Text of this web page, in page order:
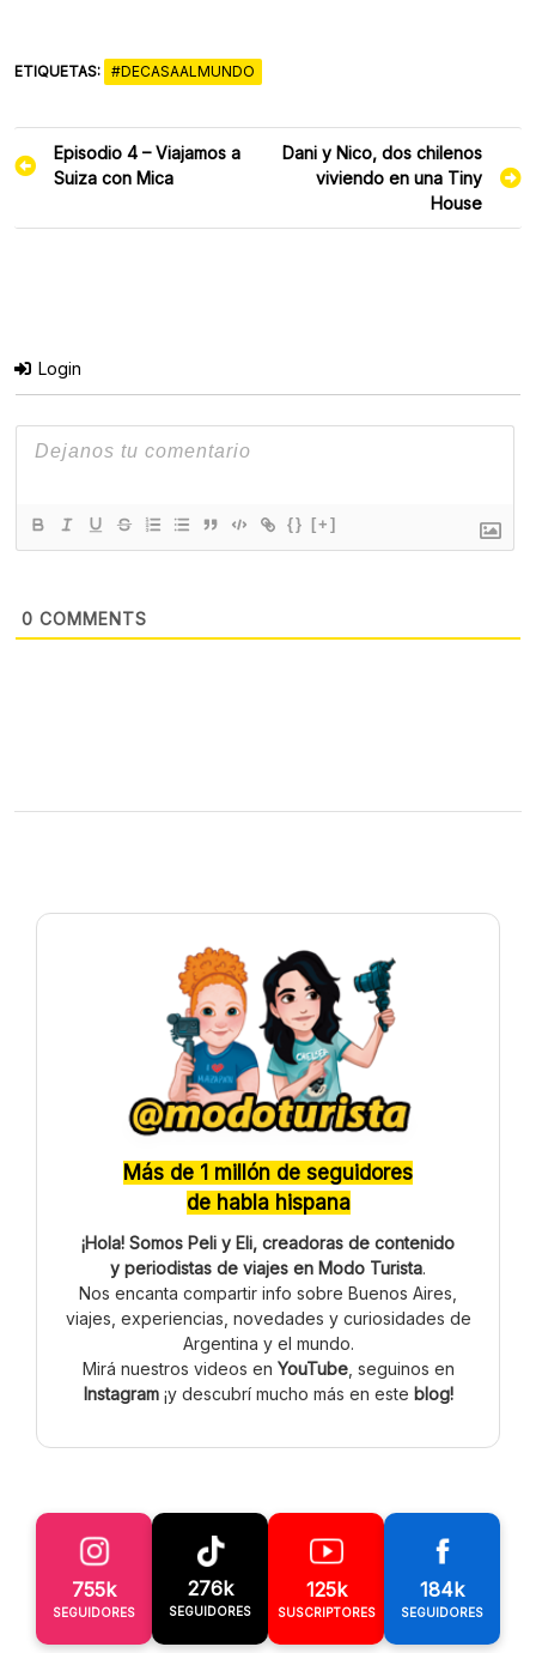
ETIQUETAS: #DECASAALMUNDO
Navegación
de
Episodio 4 – Viajamos a
Suiza con Mica
Dani y Nico, dos chilenos
viviendo en una Tiny
House
Login
{} [+]
0 COMMENTS
Más de 1 millón de seguidores
de habla hispana
¡Hola! Somos Peli y Eli, creadoras de contenido
y periodistas de viajes en Modo Turista.
Nos encanta compartir info sobre Buenos Aires,
viajes, experiencias, novedades y curiosidades de
Argentina y el mundo.
Mirá nuestros videos en YouTube, seguinos en
Instagram¡y descubrí mucho más en este blog!
755k
SEGUIDORES
276k
SEGUIDORES
125k
SUSCRIPTORES
184k
SEGUIDORES